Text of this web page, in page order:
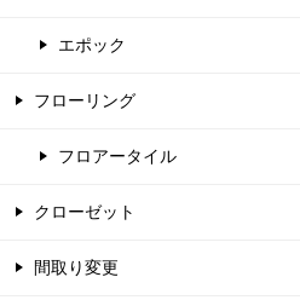
エポック
フローリング
フロアータイル
クローゼット
間取り変更